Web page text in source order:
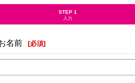
STEP 1
入力
名前 [必須]